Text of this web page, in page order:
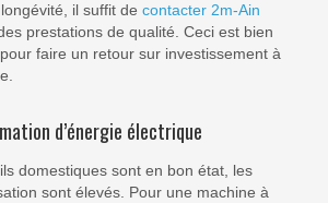
il suffit de contacter 2m-Ain
prestations de qualité. Ceci est bien
faire un retour sur investissement à
d’énergie électrique
domestiques sont en bon état, les
sont élevés. Pour une machine à